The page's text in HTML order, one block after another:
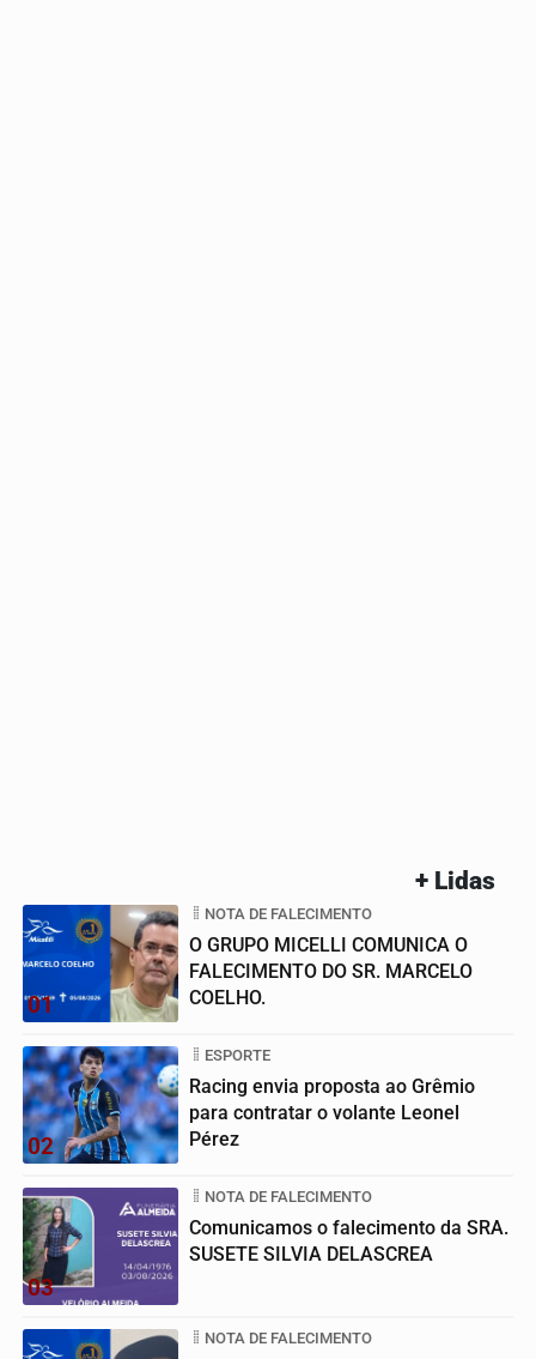
+ Lidas
01
NOTA DE FALECIMENTO
O GRUPO MICELLI COMUNICA O
FALECIMENTO DO SR. MARCELO
COELHO.
02
ESPORTE
Racing envia proposta ao Grêmio
para contratar o volante Leonel
Pérez
03
NOTA DE FALECIMENTO
Comunicamos o falecimento da SRA.
SUSETE SILVIA DELASCREA
NOTA DE FALECIMENTO